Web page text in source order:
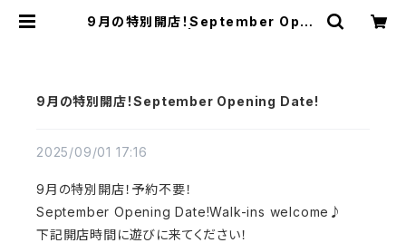
9月の特別開店！September Open
9月の特別開店！September Opening Date!
2025/09/01 17:16
9月の特別開店！予約不要！
September Opening Date!Walk-ins welcome♪
下記開店時間に遊びに来てください！